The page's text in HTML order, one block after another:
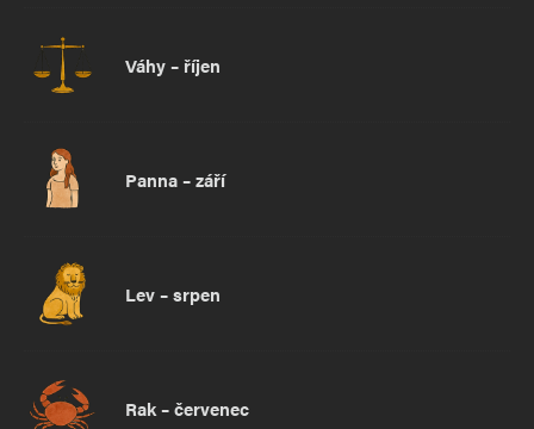
Váhy – říjen
Panna – září
Lev – srpen
Rak – červenec